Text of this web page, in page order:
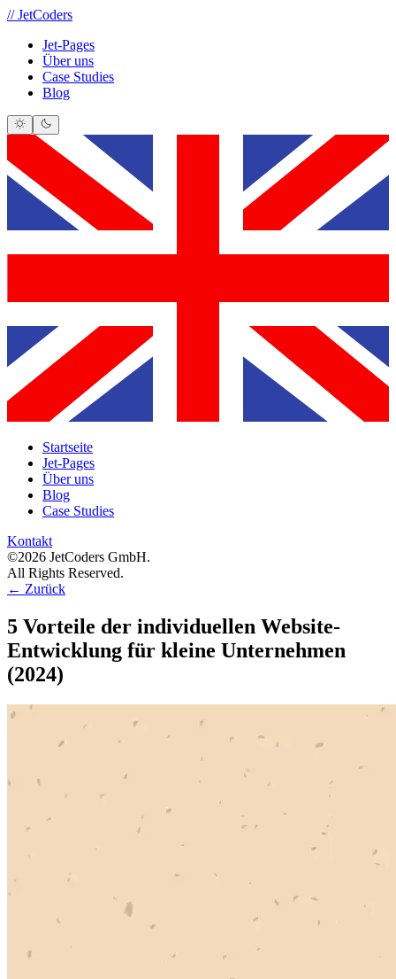
// JetCoders
Jet-Pages
Über uns
Case Studies
Blog
Startseite
Jet-Pages
Über uns
Blog
Case Studies
Kontakt
©2026 JetCoders GmbH.
All Rights Reserved.
← Zurück
5 Vorteile der individuellen Website-
Entwicklung für kleine Unternehmen
(2024)